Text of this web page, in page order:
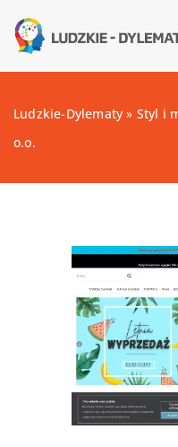
Ludzkie-Dylematy » Styl i
o.o.